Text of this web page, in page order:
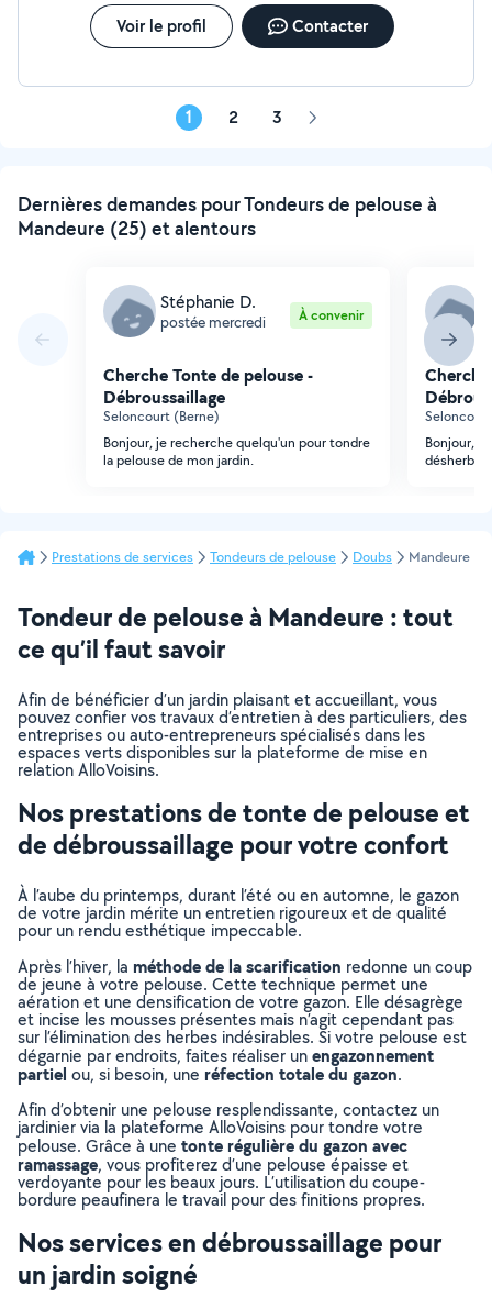
Voir le profil Contacter
1 2 3 Page
Dernières demandes pour Tondeurs de pelouse à
Mandeure (25) et alentours
Stéphanie D.
postée mercredi À convenir
Cherche Tonte de pelouse -
Débroussaillage
Seloncourt (Berne)
Bonjour, je recherche quelqu'un pour tondre
la pelouse de mon jardin.
Bonjour,
désherber
Prestations de services Tondeurs de pelouse Doubs Mandeure
Tondeur de pelouse à Mandeure : tout
ce qu’il faut savoir
Afin de bénéficier d’un jardin plaisant et accueillant, vous
pouvez confier vos travaux d’entretien à des particuliers, des
entreprises ou auto-entrepreneurs spécialisés dans les
espaces verts disponibles sur la plateforme de mise en
relation AlloVoisins.
Nos prestations de tonte de pelouse et
de débroussaillage pour votre confort
À l’aube du printemps, durant l’été ou en automne, le gazon
de votre jardin mérite un entretien rigoureux et de qualité
pour un rendu esthétique impeccable.
Après l’hiver, la méthode de la scarification redonne un coup
de jeune à votre pelouse. Cette technique permet une
aération et une densification de votre gazon. Elle désagrège
et incise les mousses présentes mais n’agit cependant pas
sur l’élimination des herbes indésirables. Si votre pelouse est
dégarnie par endroits, faites réaliser unengazonnement
partiel ou, si besoin, une réfection totale du gazon.
Afin d’obtenir une pelouse resplendissante, contactez un
jardinier via la plateforme AlloVoisins pour tondre votre
pelouse. Grâce à une tonte régulière du gazon avec
ramassage, vous profiterez d’une pelouse épaisse et
verdoyante pour les beaux jours. L’utilisation du coupe-
bordure peaufinera le travail pour des finitions propres.
Nos services en débroussaillage pour
un jardin soigné